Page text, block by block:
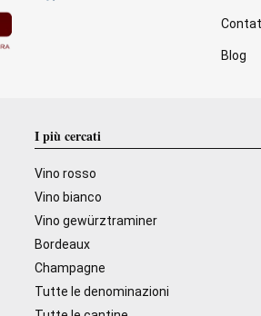
Blog
I più cercati
Vino rosso
Vino bianco
Vino gewürztraminer
Bordeaux
Champagne
Tutte le denominazioni